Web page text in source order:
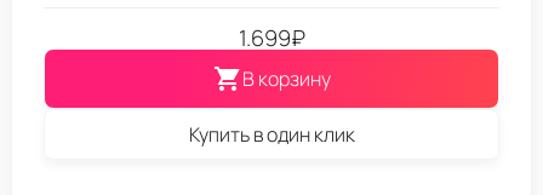
1.699₽
В корзину
Купить в один клик